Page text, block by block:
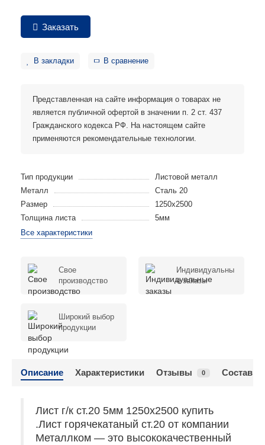
Заказать
В закладки В сравнение
Представленная на сайте информация о товарах не
является публичной офертой в значении п. 2 ст. 437
Гражданского кодекса РФ. На настоящем сайте
применяются рекомендательные технологии.
Тип продукции
Листовой металл
Металл
Сталь 20
Размер
1250x2500
Толщина листа
5мм
Все характеристики
Свое
производство
Индивидуальны
е заказы
Широкий выбор
продукции
Описание Характеристики Отзывы 0 Состав
Лист г/к ст.20 5мм 1250x2500 купить
.Лист горячекатаный ст.20 от компании
Металлком — это высококачественный